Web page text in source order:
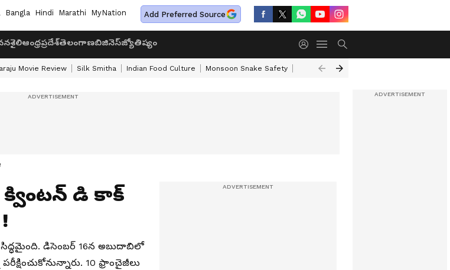
Bangla Hindi Marathi MyNation Add Preferred Source
ఆంధ్రప్రదేశ్తెలంగాణబిజినెస్జ్యోతిష్యం
Movie Review Silk Smitha Indian Food Culture Monsoon Snake Safety Akkineni Nageswara Rao
క్వింటన్ డి కాక్
సిద్ధమైంది. డిసెంబర్ 16న అబుదాబిలో
10 ఫ్రాంచైజీలు